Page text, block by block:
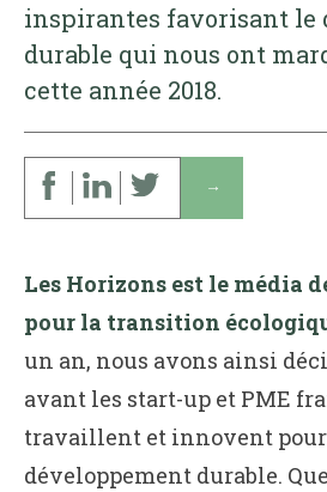
inspirantes favorisant le
durable qui nous ont
cette année 2018.
↓
Les Horizons est le média
pour la transition
un an, nous avons ainsi
avant les start-up et PME
travaillent et innovent
développement durable.